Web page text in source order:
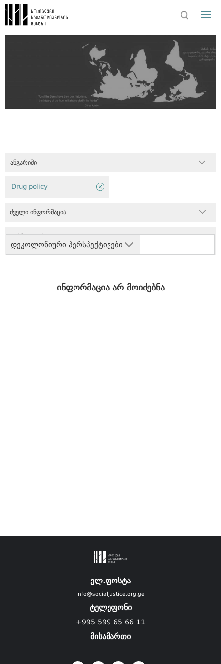
ანგარიში
დეკოლონიური პერსპექტივები
Drug policy
ძველი ინფორმაცია
ინფორმაცია არ მოიძებნა
ელ.ფოსტა
info@socialjustice.org.ge
ტელეფონი
+995 599 65 66 11
მისამართი